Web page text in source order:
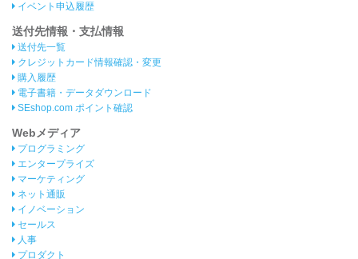
イベント申込履歴
送付先情報・支払情報
送付先一覧
クレジットカード情報確認・変更
購入履歴
電子書籍・データダウンロード
SEshop.com ポイント確認
Webメディア
プログラミング
エンタープライズ
マーケティング
ネット通販
イノベーション
セールス
人事
プロダクト